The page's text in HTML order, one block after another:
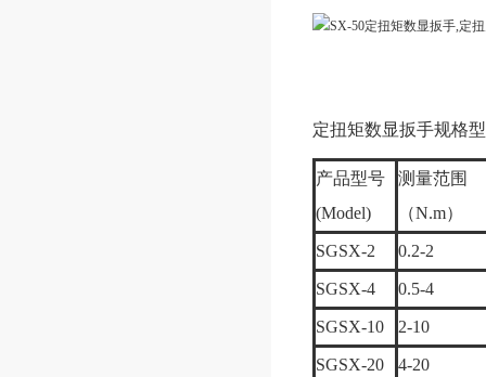
定扭矩数显扳手规格
产品型号
(Model)
测量范围
（N.m）
SGSX-2 0.2-2
SGSX-4 0.5-4
SGSX-10 2-10
SGSX-20 4-20